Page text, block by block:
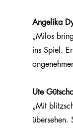
Angelika
„Milos
ins Spiel.
Ute
„Mit
übersehen.